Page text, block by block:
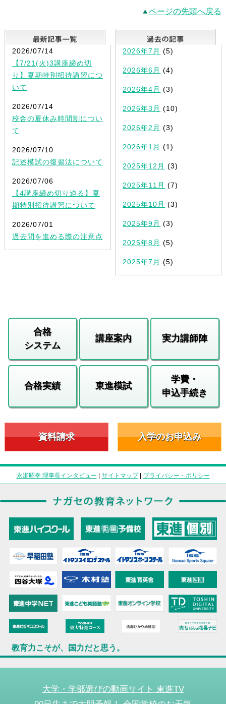
ページの先頭へ戻る
最新記事一覧
2026/07/14
【7/21(火)3講座締め切
り】夏期特別招待講習につ
いて
2026/07/14
校舎の夏休み時間割につい
て
2026/07/10
記述模試の復習法について
2026/07/06
【4講座締め切り迫る】夏
期特別招待講習について
2026/07/01
過去問を進める際の注意点
2026年7月 (5)
2026年6月 (4)
2026年4月 (3)
2026年3月 (10)
2026年2月 (3)
2026年1月 (1)
2025年12月 (3)
2025年11月 (7)
2025年10月 (3)
2025年9月 (3)
2025年8月 (5)
2025年7月 (5)
合格
システム
講座案内 実力講師陣
合格実績 東進模試
学費・
申込手続き
資料請求 入学のお申込み
永瀬昭幸 理事長インタビュー | サイトマップ| プライバシー・ポリシー
教育力こそが、国力だと思う。
大学・学部選びの動画サイト 東進TV